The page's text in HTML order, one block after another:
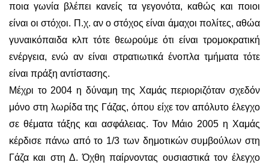
ποια γωνία βλέπει κανείς τα γεγονότα, καθώς και ποιοι
είναι οι στόχοι. Π.χ. αν ο στόχος είναι άμαχοι πολίτες, αθώα
γυναικόπαιδα κλπ τότε θεωρούμε ότι είναι τρομοκρατική
ενέργεια, ενώ αν είναι στρατιωτικά ένοπλα τμήματα τότε
είναι πράξη αντίστασης.
Μέχρι το 2004 η δύναμη της Χαμάς περιοριζόταν σχεδόν
μόνο στη λωρίδα της Γάζας, όπου είχε τον απόλυτο έλεγχο
σε θέματα τάξης και ασφάλειας. Τον Μάιο 2005 η Χαμάς
κέρδισε πάνω από το 1/3 των δημοτικών συμβούλων στη
Γάζα και στη Δ. Όχθη παίρνοντας ουσιαστικά τον έλεγχο